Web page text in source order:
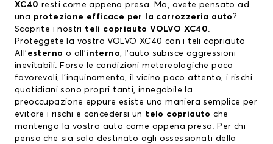
XC40 resti come appena presa. Ma, avete pensato ad
una protezione efficace per la carrozzeria auto ?
Scoprite i nostri teli copriauto VOLVO XC40.
Proteggete la vostra VOLVO XC40 con i teli copriauto
All’ esterno o all’interno, l’auto subisce aggressioni
inevitabili. Forse le condizioni metereologiche poco
favorevoli, l’inquinamento, il vicino poco attento, i rischi
quotidiani sono propri tanti, innegabile la
preoccupazione eppure esiste una maniera semplice per
evitare i rischi e concedersi un telo copriautoche
mantenga la vostra auto come appena presa. Per chi
pensa che sia solo destinato agli ossessionati della